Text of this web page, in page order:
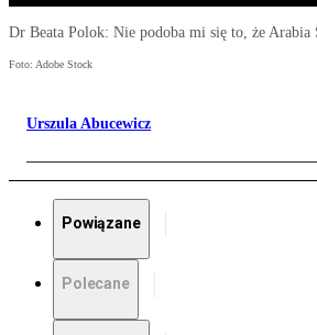
Dr Beata Polok: Nie podoba mi się to, że
Foto: Adobe Stock
Urszula Abucewicz
Powiązane
Polecane